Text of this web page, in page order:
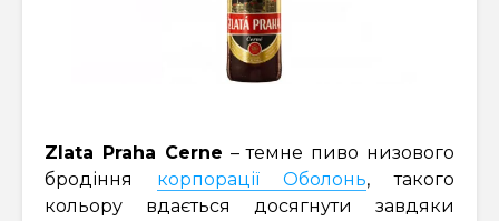
Zlata Praha Cerne – темне пиво низового
бродіння корпорації Оболонь, такого
кольору вдається досягнути завдяки